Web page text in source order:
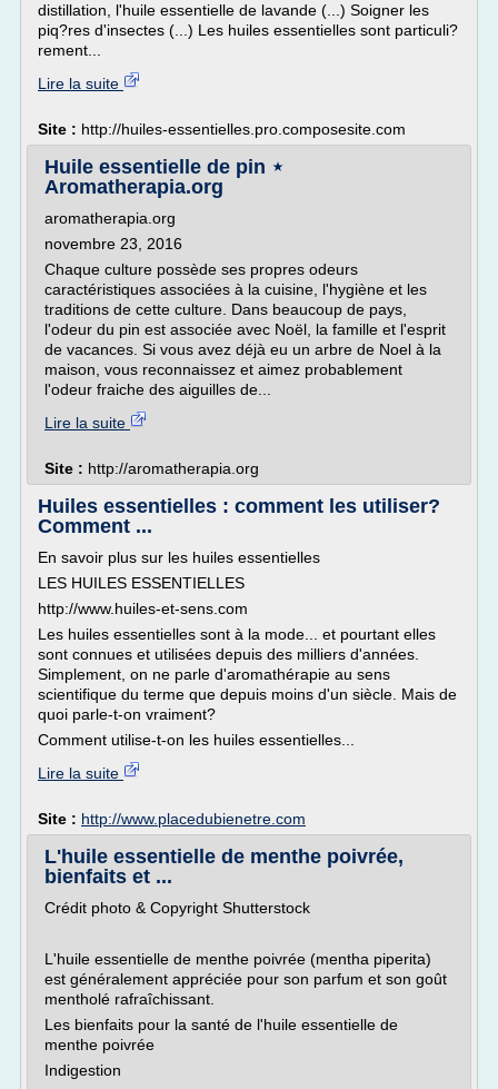
distillation, l'huile essentielle de lavande (...) Soigner les
piq?res d'insectes (...) Les huiles essentielles sont particuli?
rement...
Lire la suite
Site : http://huiles-essentielles.pro.composesite.com
Huile essentielle de pin ⋆
Aromatherapia.org
aromatherapia.org
novembre 23, 2016
Chaque culture possède ses propres odeurs
caractéristiques associées à la cuisine, l'hygiène et les
traditions de cette culture. Dans beaucoup de pays,
l'odeur du pin est associée avec Noël, la famille et l'esprit
de vacances. Si vous avez déjà eu un arbre de Noel à la
maison, vous reconnaissez et aimez probablement
l'odeur fraiche des aiguilles de...
Lire la suite
Site : http://aromatherapia.org
Huiles essentielles : comment les utiliser?
Comment ...
En savoir plus sur les huiles essentielles
LES HUILES ESSENTIELLES
http://www.huiles-et-sens.com
Les huiles essentielles sont à la mode... et pourtant elles
sont connues et utilisées depuis des milliers d'années.
Simplement, on ne parle d'aromathérapie au sens
scientifique du terme que depuis moins d'un siècle. Mais de
quoi parle-t-on vraiment?
Comment utilise-t-on les huiles essentielles...
Lire la suite
Site : http://www.placedubienetre.com
L'huile essentielle de menthe poivrée,
bienfaits et ...
Crédit photo & Copyright Shutterstock
L'huile essentielle de menthe poivrée (mentha piperita)
est généralement appréciée pour son parfum et son goût
mentholé rafraîchissant.
Les bienfaits pour la santé de l'huile essentielle de
menthe poivrée
Indigestion